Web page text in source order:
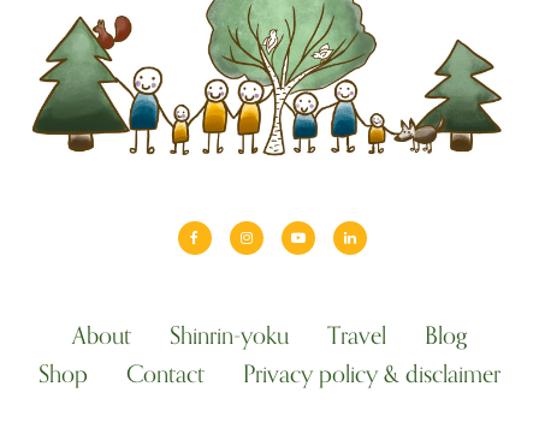
About Shinrin-yoku Travel
Blog
Shop
Contact Privacy policy & disclaimer